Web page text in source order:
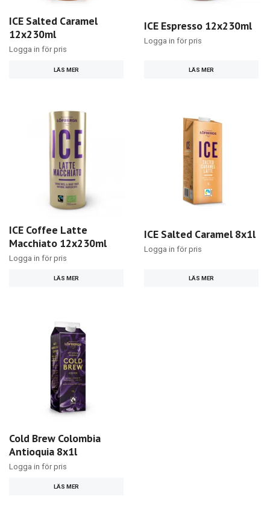
ICE Salted Caramel
12x230ml
Logga in för pris
LÄS MER
ICE Espresso 12x230ml
Logga in för pris
LÄS MER
ICE Coffee Latte
Macchiato 12x230ml
Logga in för pris
LÄS MER
ICE Salted Caramel 8x1l
Logga in för pris
LÄS MER
Cold Brew Colombia
Antioquia 8x1l
Logga in för pris
LÄS MER